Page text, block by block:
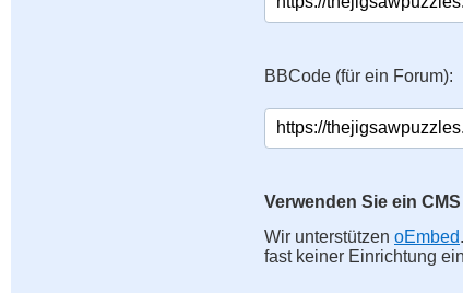
BBCode (für ein Forum):
Verwenden Sie ein
Wir unterstützen oEmbed
fast keiner Einrichtung